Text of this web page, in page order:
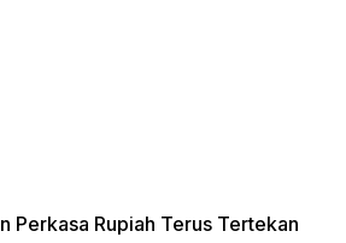
Perkasa Rupiah Terus Tertekan